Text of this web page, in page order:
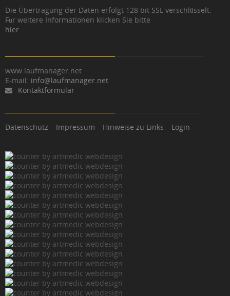
Die Übertragung der Daten erfolgt 128 bit SSL verschlüsselt.
Für weitere Informationen klicken Sie bitte
hier
www.laufmanager.net
E-mail: info@laufmanager.net
Kontaktformular
Datenschutz Impressum Hinweise zu Links Login